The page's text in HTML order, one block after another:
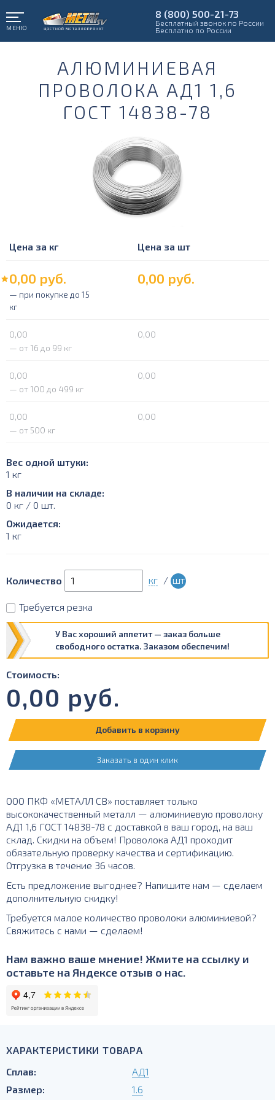
МЕНЮ
8 (800) 500-21-73
Бесплатный звонок по России
Бесплатно по России
АЛЮМИНИЕВАЯ
ПРОВОЛОКА АД1 1,6
ГОСТ 14838-78
Цена за кг Цена за шт
0,00 руб. 0,00 руб.
— при покупке до 15
кг
0,00
0,00
— от 16 до 99 кг
0,00
0,00
— от 100 до 499 кг
0,00
0,00
— от 500 кг
Вес одной штуки:
1 кг
В наличии на складе:
0 кг / 0 шт.
Ожидается:
1 кг
Количество кг / шт
Требуется резка
У Вас хороший аппетит — заказ больше
свободного остатка. Заказом обеспечим!
Стоимость:
0,00 руб.
Добавить в корзину
Заказать в один клик
ООО ПКФ «МЕТАЛЛ СВ» поставляет только
высококачественный металл — алюминиевую проволоку
АД1 1,6 ГОСТ 14838-78 с доставкой в ваш город, на ваш
склад. Скидки на объем! Проволока АД1 проходит
обязательную проверку качества и сертификацию.
Отгрузка в течение 36 часов.
Есть предложение выгоднее? Напишите нам — сделаем
дополнительную скидку!
Требуется малое количество проволоки алюминиевой?
Свяжитесь с нами — сделаем!
Нам важно ваше мнение! Жмите на ссылку и
оставьте на Яндексе отзыв о нас.
ХАРАКТЕРИСТИКИ ТОВАРА
Сплав:
АД1
Размер:
1.6